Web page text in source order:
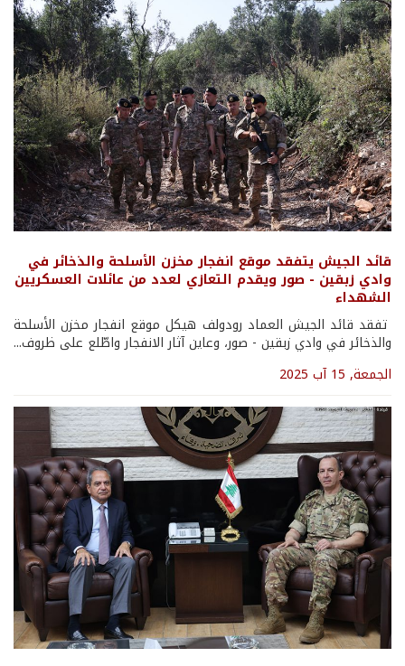
قائد الجيش يتفقد موقع انفجار مخزن الأسلحة والذخائر في
وادي زبقين - صور ويقدم التعازي لعدد من عائلات العسكريين
الشهداء
تفقد قائد الجيش العماد رودولف هيكل موقع انفجار مخزن الأسلحة
والذخائر في وادي زبقين - صور، وعاين آثار الانفجار واطّلع على ظروف...
الجمعة, 15 آب 2025